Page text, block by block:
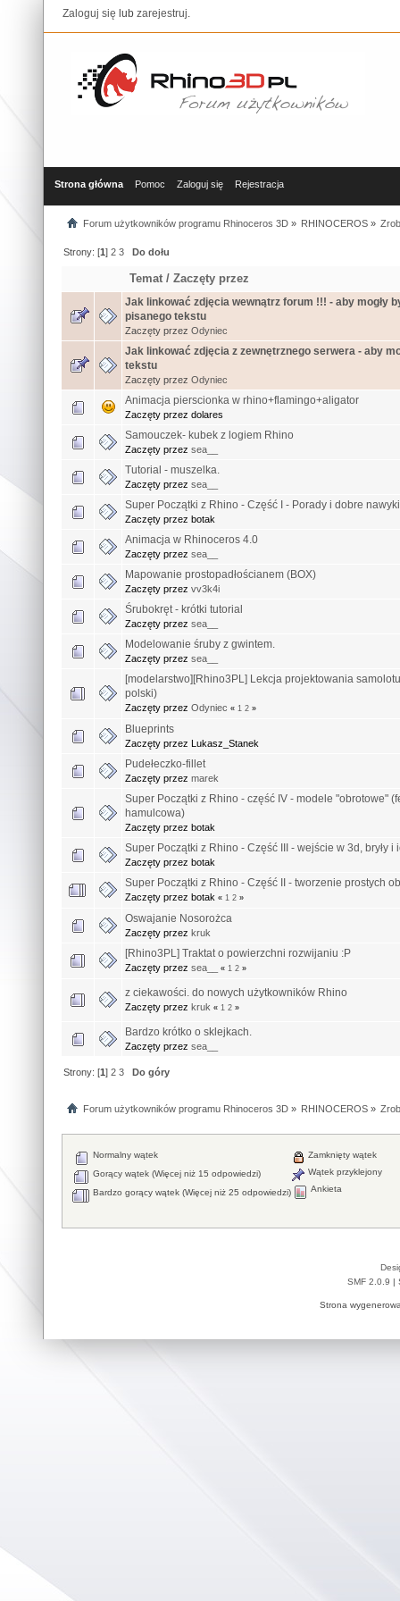
Zaloguj się lub zarejestruj.
Strona główna Pomoc Zaloguj się Rejestracja
Forum użytkowników programu Rhinoceros 3D» RHINOCEROS»
Strony: [1]2 3 Do dołu
Temat /Zaczęty przez
Jak linkować zdjęcia wewnątrz forum !!! - aby mogły
pisanego tekstu
Zaczęty przez Odyniec
Jak linkować zdjęcia z zewnętrznego serwera - aby
tekstu
Zaczęty przez Odyniec
Animacja pierscionka w rhino+flamingo+aligator
Zaczęty przez dolares
Samouczek- kubek z logiem Rhino
Zaczęty przez sea__
Tutorial - muszelka.
Zaczęty przez sea__
Super Początki z Rhino - Część I - Porady i dobre nawyki
Zaczęty przez botak
Animacja w Rhinoceros 4.0
Zaczęty przez sea__
Mapowanie prostopadłościanem (BOX)
Zaczęty przez vv3k4i
Śrubokręt - krótki tutorial
Zaczęty przez sea__
Modelowanie śruby z gwintem.
Zaczęty przez sea__
[modelarstwo][Rhino3PL] Lekcja projektowania
polski)
Zaczęty przez Odyniec « 1 2 »
Blueprints
Zaczęty przez Lukasz_Stanek
Pudełeczko-fillet
Zaczęty przez marek
Super Początki z Rhino - część IV - modele "obrotowe"
hamulcowa)
Zaczęty przez botak
Super Początki z Rhino - Część III - wejście w 3d, bryły i
Zaczęty przez botak
Super Początki z Rhino - Część II - tworzenie prostych
Zaczęty przez botak « 1 2 »
Oswajanie Nosorożca
Zaczęty przez kruk
[Rhino3PL] Traktat o powierzchni rozwijaniu :P
Zaczęty przez sea__ « 1 2 »
z ciekawości. do nowych użytkowników Rhino
Zaczęty przez kruk « 1 2 »
Bardzo krótko o sklejkach.
Zaczęty przez sea__
Strony: [1]2 3 Do góry
Forum użytkowników programu Rhinoceros 3D» RHINOCEROS»
Normalny wątek
Gorący wątek (Więcej niż 15 odpowiedzi)
Bardzo gorący wątek (Więcej niż 25 odpowiedzi)
Zamknięty wątek
Wątek przyklejony
Ankieta
SMF 2.0.9 |
Strona